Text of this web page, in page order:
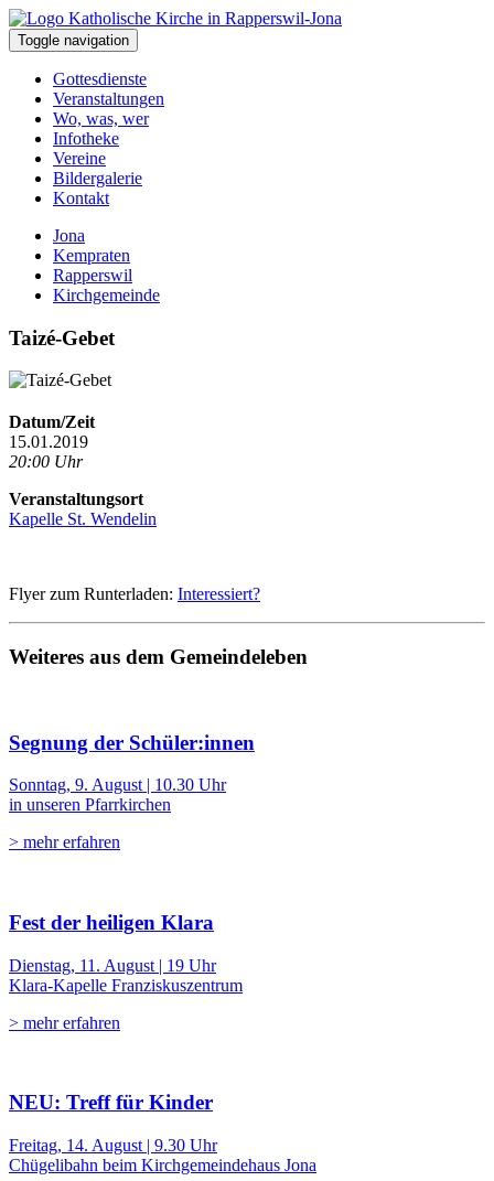
Toggle navigation
Gottesdienste
Veranstaltungen
Wo, was, wer
Infotheke
Vereine
Bildergalerie
Kontakt
Jona
Kempraten
Rapperswil
Kirchgemeinde
Taizé-Gebet
Datum/Zeit
15.01.2019
20:00 Uhr
Veranstaltungsort
Kapelle St. Wendelin
Flyer zum Runterladen: Interessiert?
Weiteres aus dem Gemeindeleben
Segnung der Schüler:innen
Sonntag, 9. August | 10.30 Uhr
in unseren Pfarrkirchen
> mehr erfahren
Fest der heiligen Klara
Dienstag, 11. August | 19 Uhr
Klara-Kapelle Franziskuszentrum
> mehr erfahren
NEU: Treff für Kinder
Freitag, 14. August | 9.30 Uhr
Chügelibahn beim Kirchgemeindehaus Jona